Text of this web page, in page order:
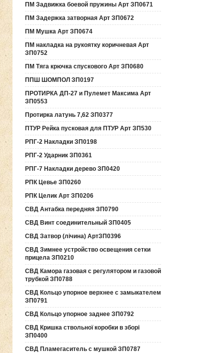
ПМ Задвижка боевой пружины Арт ЗП0671
ПМ Задержка затворная Арт ЗП0672
ПМ Мушка Арт ЗП0674
ПМ накладка на рукоятку коричневая Арт
ЗП0752
ПМ Тяга крючка спускового Арт ЗП0680
ППШ ШОМПОЛ ЗП0197
ПРОТИРКА ДП-27 и Пулемет Максима Арт
ЗП0553
Протирка латунь 7,62 ЗП0377
ПТУР Рейка пусковая для ПТУР Арт ЗП530
РПГ-2 Накладки ЗП0198
РПГ-2 Ударник ЗП0361
РПГ-7 Накладки дерево ЗП0420
РПК Цевье ЗП0260
РПК Целик Арт ЗП0206
СВД Антабка передняя ЗП0790
СВД Винт соединительный ЗП0405
СВД Затвор (лічина) АртЗП0396
СВД Зимнее устройство освещения сетки
прицела ЗП0210
СВД Камора газовая с регулятором и газовой
трубкой ЗП0788
СВД Кольцо упорное верхнее с замыкателем
ЗП0791
СВД Кольцо упорное заднее ЗП0792
СВД Кришка ствольної коробки в зборі
ЗП0400
СВД Пламегаситель с мушкой ЗП0787